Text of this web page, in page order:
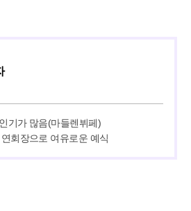
기가 많음(마들렌뷔페)
회장으로 여유로운 예식